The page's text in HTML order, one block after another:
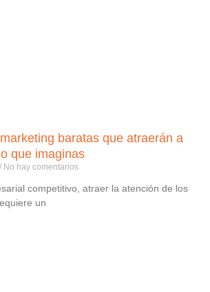
baratas que atraerán a
que imaginas
No hay comentarios
competitivo, atraer la atención de los
un